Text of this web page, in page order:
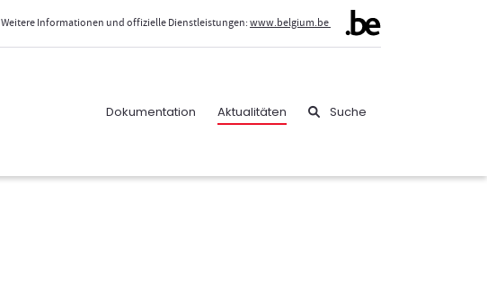
Weitere Informationen und offizielle Dienstleistungen:www.belgium.be
Dokumentation Aktualitäten Suche